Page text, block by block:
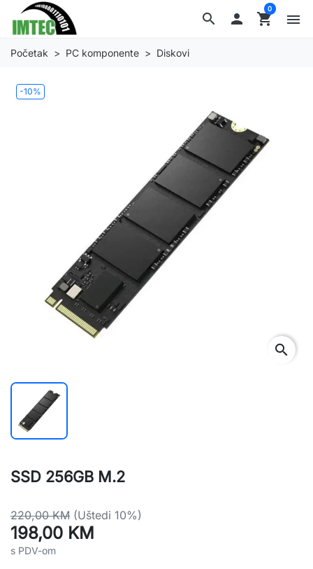
search  shopping_cart
0
menu
Početak PC komponente Diskovi
-10%
search
SSD 256GB M.2
220,00 KM (Uštedi 10%)
198,00 KM
s PDV-om